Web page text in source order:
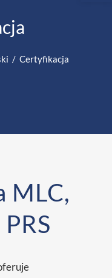
Certyfikacja
MLC,